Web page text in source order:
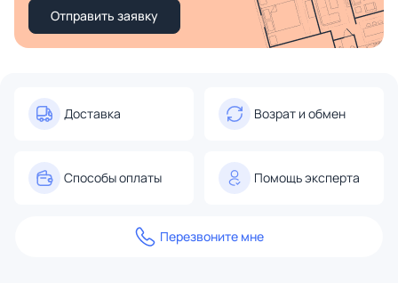
Отправить заявку
Доставка Возрат и обмен
Способы оплаты Помощь эксперта
Перезвоните мне